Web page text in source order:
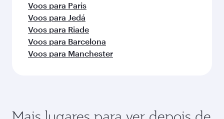
Voos para Paris
Voos para Jedá
Voos para Riade
Voos para Barcelona
Voos para Manchester